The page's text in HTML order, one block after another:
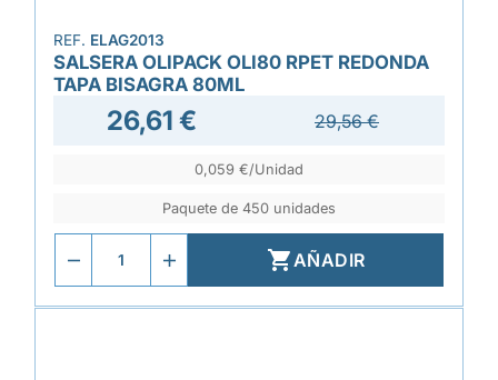
REF. ELAG2013
SALSERA OLIPACK OLI80 RPET REDONDA
TAPA BISAGRA 80ML
26,61 € 29,56 €
0,059 €/Unidad
Paquete de 450 unidades
AÑADIR